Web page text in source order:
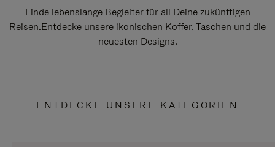
Finde lebenslange Begleiter für all Deine zukünftigen
Reisen.Entdecke unsere ikonischen Koffer, Taschen und die
neuesten Designs.
ENTDECKE UNSERE KATEGORIEN